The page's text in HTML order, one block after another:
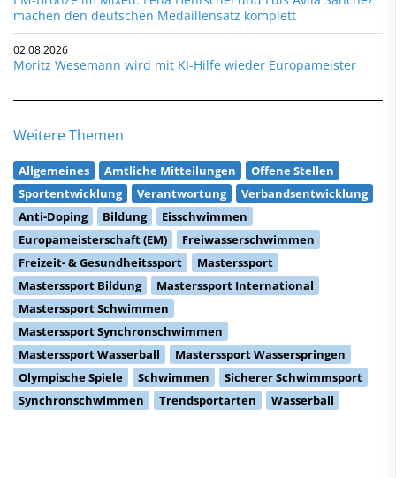
machen den deutschen Medaillensatz komplett
02.08.2026
Moritz Wesemann wird mit KI-Hilfe wieder Europameister
Weitere Themen
Allgemeines Amtliche Mitteilungen
Offene Stellen
Sportentwicklung
Verantwortung
Verbandsentwicklung
Anti-Doping
Bildung
Eisschwimmen
Europameisterschaft (EM)
Freiwasserschwimmen
Freizeit- & Gesundheitssport
Masterssport
Masterssport Bildung
Masterssport International
Masterssport Schwimmen
Masterssport Synchronschwimmen
Masterssport Wasserball
Masterssport Wasserspringen
Olympische Spiele
Schwimmen
Sicherer Schwimmsport
Synchronschwimmen
Trendsportarten Wasserball